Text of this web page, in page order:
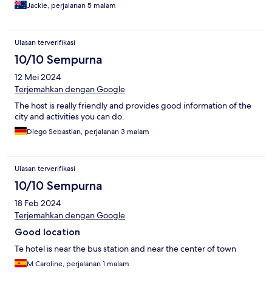
Jackie, perjalanan 5 malam
Ulasan terverifikasi
10/10 Sempurna
12 Mei 2024
Terjemahkan dengan Google
The host is really friendly and provides good information of the
city and activities you can do.
Diego Sebastian, perjalanan 3 malam
Ulasan terverifikasi
10/10 Sempurna
18 Feb 2024
Terjemahkan dengan Google
Good location
Te hotel is near the bus station and near the center of town
M Caroline, perjalanan 1 malam